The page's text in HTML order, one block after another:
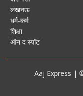
लखनऊ
धर्म-कर्म
शिक्षा
ऑन द स्पॉट
Aaj Express |